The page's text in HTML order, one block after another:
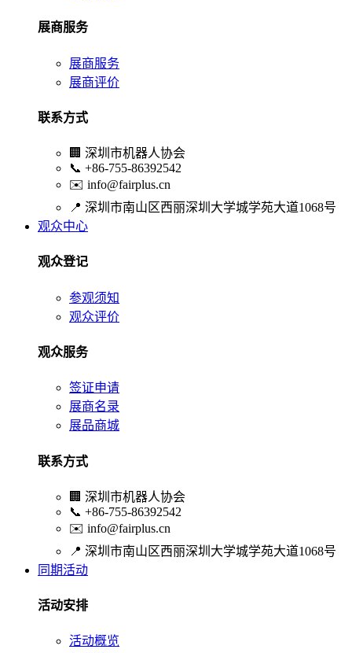
展商服务
展商服务
展商评价
联系方式
🏢 深圳市机器人协会
📞 +86-755-86392542
✉️ info@fairplus.cn
📍 深圳市南山区西丽深圳大学城学苑大道1068号
观众中心
观众登记
参观须知
观众评价
观众服务
签证申请
展商名录
展品商城
联系方式
🏢 深圳市机器人协会
📞 +86-755-86392542
✉️ info@fairplus.cn
📍 深圳市南山区西丽深圳大学城学苑大道1068号
同期活动
活动安排
活动概览